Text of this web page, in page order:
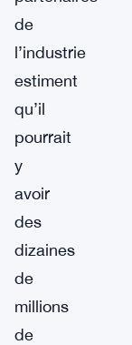
de
l’industrie
estiment
qu’il
pourrait
y
avoir
des
dizaines
de
millions
de